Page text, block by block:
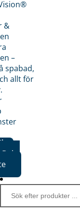
&
–
spabad,
allt för
Boka